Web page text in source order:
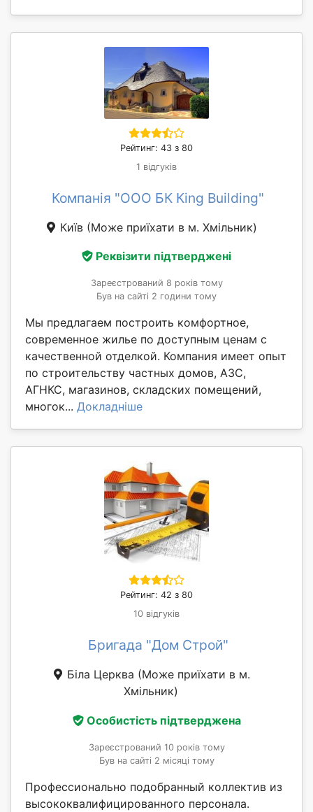
Рейтинг: 43 з 80
1 відгуків
Компанія "ООО БК Кing Building"
Київ (Може приїхати в м. Хмільник)
Реквізити підтверджені
Зареєстрований 8 років тому
Був на сайті 2 години тому
Мы предлагаем построить комфортное,
современное жилье по доступным ценам с
качественной отделкой. Компания имеет опыт
по строительству частных домов, АЗС,
АГНКС, магазинов, складских помещений,
многок... Докладніше
Рейтинг: 42 з 80
10 відгуків
Бригада "Дом Строй"
Біла Церква (Може приїхати в м.
Хмільник)
Особистість підтверджена
Зареєстрований 10 років тому
Був на сайті 2 місяці тому
Профессионально подобранный коллектив из
высококвалифицированного персонала.